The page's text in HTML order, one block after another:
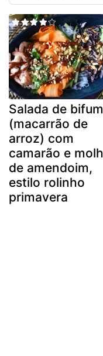
Salada de bifum
(macarrão de
arroz) com
camarão e
de amendoim,
estilo rolinho
primavera